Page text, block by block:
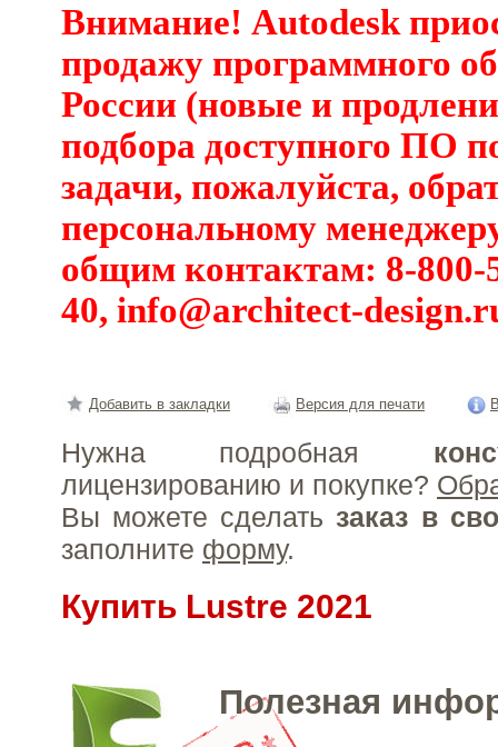
Внимание! Autodesk
продажу программного
России (новые и
подбора доступного ПО
задачи, пожалуйста,
персональному
общим контактам: 8-800-
40, info@architect-
Добавить в закладки Версия для печати
Нужна подробная
лицензированию и покупке?
Вы можете сделать заказ в
заполните форму.
Купить Lustre 2021
Полезная